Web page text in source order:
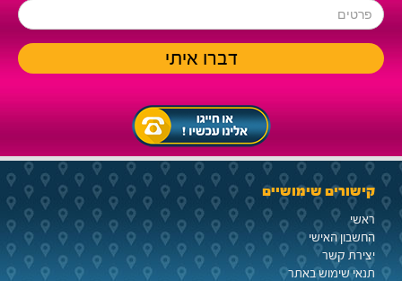
קישורים שימושיים
ראשי
החשבון האישי
יצירת קשר
תנאי שימוש באתר